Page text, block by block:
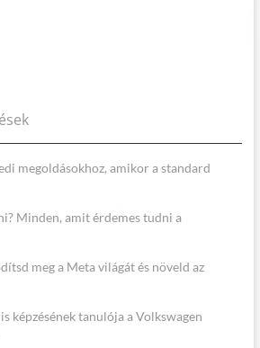
megoldásokhoz, amikor a standard
Minden, amit érdemes tudni a
meg a Meta világát és növeld az
képzésének tanulója a Volkswagen